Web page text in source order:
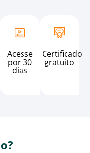
Acesse
por 30
dias
Certificado
gratuito